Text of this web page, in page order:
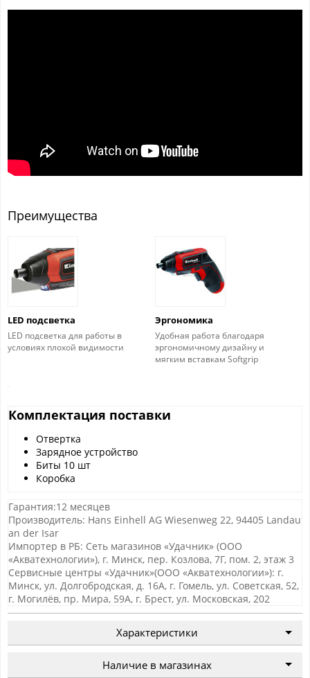
Преимущества
LED подсветка
LED подсветка для работы в
условиях плохой видимости
Эргономика
Удобная работа благодаря
эргономичному дизайну и
мягким вставкам Softgrip
Комплектация поставки
Отвертка
Зарядное устройство
Биты 10 шт
Коробка
Гарантия:12 месяцев
Производитель: Hans Einhell AG Wiesenweg 22, 94405 Landau
an der Isar
Импортер в РБ: Сеть магазинов «Удачник» (ООО
«Акватехнологии»), г. Минск, пер. Козлова, 7Г, пом. 2, этаж 3
Сервисные центры «Удачник»(ООО «Акватехнологии»): г.
Минск, ул. Долгобродская, д. 16А, г. Гомель, ул. Советская, 52,
г. Могилёв, пр. Мира, 59А, г. Брест, ул. Московская, 202
Характеристики
Наличие в магазинах